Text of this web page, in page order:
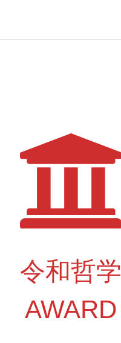
令和哲学
AWARD